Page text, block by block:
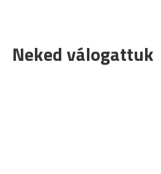
Neked válogattuk